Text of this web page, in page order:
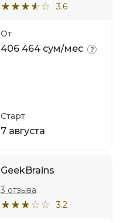
3.6
От
406 464 сум/мес
Старт
7 августа
GeekBrains
3.2
3 отзыва